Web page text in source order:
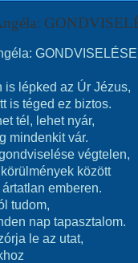
is lépked az Úr Jézus,
is téged ez biztos.
tél, lehet nyár,
mindenkit vár.
végtelen,
között
emberen.
tudom,
nap tapasztalom.
le az utat,